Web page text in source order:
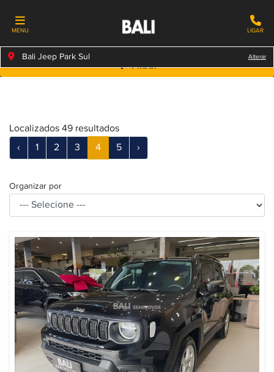
MENU LIGAR
Bali Jeep Park Sul Alterar
Localizados 49 resultados
‹
1 2 3 4 5 ›
Filtrar
Organizar por